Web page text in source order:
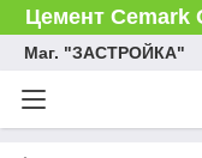
Цемент Cemark
Маг. "ЗАСТРОЙКА"